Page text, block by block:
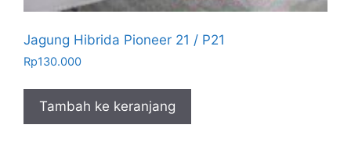
Jagung Hibrida Pioneer 21 / P21
Rp130.000
Tambah ke keranjang